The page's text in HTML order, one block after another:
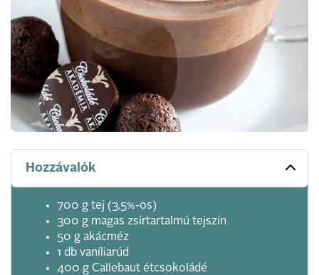
Hozzávalók
700 g tej (3,5%-os)
300 g magas zsírtartalmú tejszín
50 g akácméz
1 db vaníliarúd
400 g Callebaut étcsokoládé